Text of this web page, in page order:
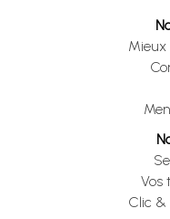
Mieux
Vos
Clic &